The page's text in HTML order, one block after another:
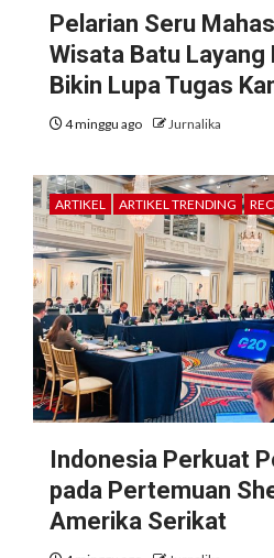
Pelarian Seru
Wisata Batu Layang
Bikin Lupa Tugas
4 minggu ago Jurnalika
ARTIKEL ARTIKEL TRENDING
Indonesia Perkuat
pada Pertemuan
Amerika Serikat